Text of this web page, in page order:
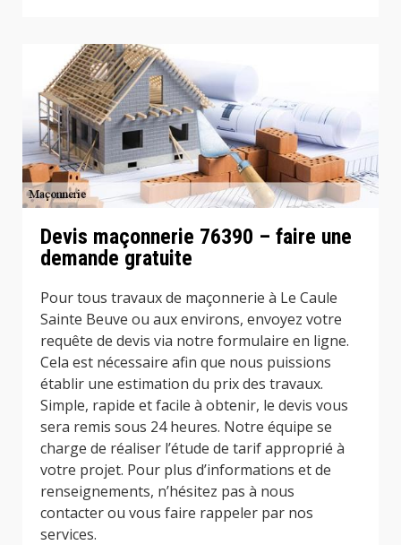
Devis maçonnerie 76390 – faire une
demande gratuite
Pour tous travaux de maçonnerie à Le Caule
Sainte Beuve ou aux environs, envoyez votre
requête de devis via notre formulaire en ligne.
Cela est nécessaire afin que nous puissions
établir une estimation du prix des travaux.
Simple, rapide et facile à obtenir, le devis vous
sera remis sous 24 heures. Notre équipe se
charge de réaliser l’étude de tarif approprié à
votre projet. Pour plus d’informations et de
renseignements, n’hésitez pas à nous
contacter ou vous faire rappeler par nos
services.